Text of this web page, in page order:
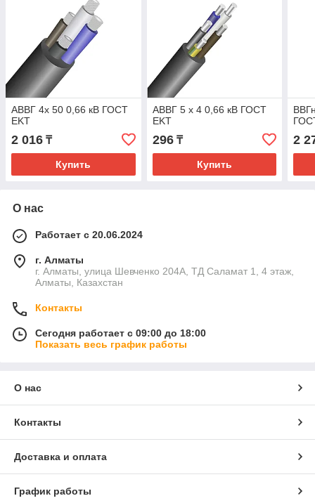
АВВГ 4х 50 0,66 кВ ГОСТ
EKT
2 016 ₸
Купить
АВВГ 5 х 4 0,66 кВ ГОСТ
EKT
296₸
Купить
2
О нас
Работает с 20.06.2024
г. Алматы
г. Алматы, улица Шевченко 204А, ТД Саламат 1, 4 этаж,
Алматы, Казахстан
Контакты
Сегодня работает с 09:00 до 18:00
Показать весь график работы
О нас
Контакты
Доставка и оплата
График работы